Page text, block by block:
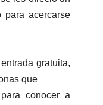
para acercarse
gratuita,
que
conocer a